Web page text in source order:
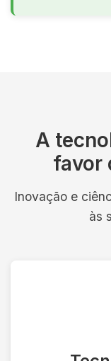
A
favor
Inovação e
às